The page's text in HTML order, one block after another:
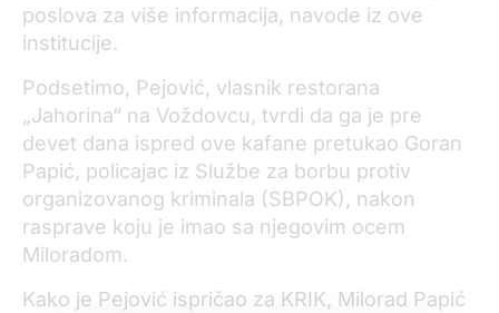
poslova za više informacija, navode iz ove
institucije.
Podsetimo, Pejović, vlasnik restorana
„Jahorina“ na Voždovcu, tvrdi da ga je pre
devet dana ispred ove kafane pretukao Goran
Papić, policajac iz Službe za borbu protiv
organizovanog kriminala (SBPOK), nakon
rasprave koju je imao sa njegovim ocem
Miloradom.
Kako je Pejović ispričao za KRIK, Milorad Papić